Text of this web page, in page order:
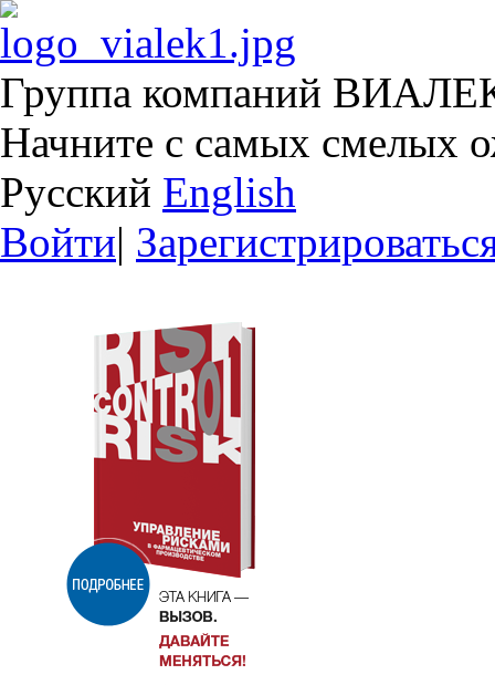
Группа компаний
Начните с самых смелых
Русский English
Войти|